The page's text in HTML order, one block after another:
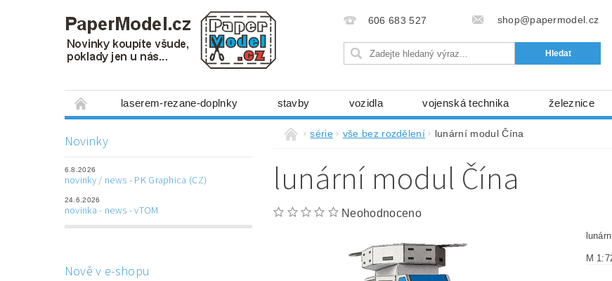
606 683 527 shop@papermodel.cz
laserem-rezane-doplnky stavby vozidla vojenská technika železnice
mechanismy, stavební stroje kosmická technika
laserem řezané doplňky 3D tištěné doplňky modelářské potřeby kartony, fólie
Napište nám Obchodní podmínky Ochrana osobních údajů (GDPR)
Novinky
6.8.2026
novinky / news - PK Graphica (CZ)
24.6.2026
novinka - news - vTOM
Nově v e-shopu
série vše bez rozdělení lunární modul Čína
lunární modul Čína
Neohodnoceno
M